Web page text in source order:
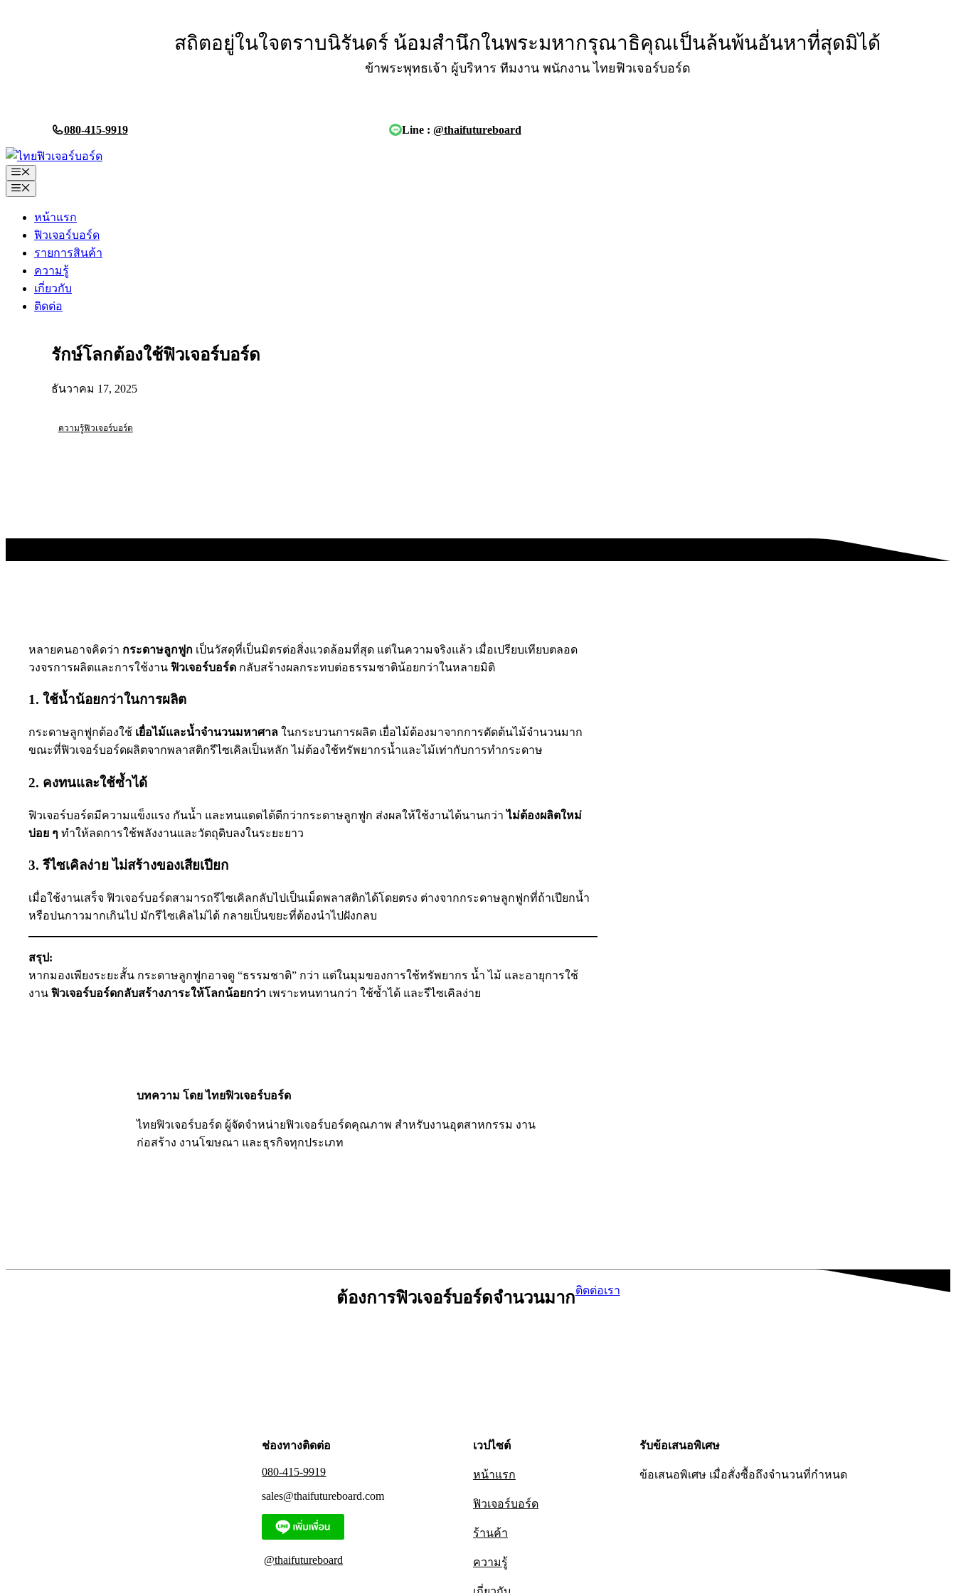
สถิตอยู่ในใจตราบนิรันดร์ น้อมสำนึกในพระมหากรุณาธิคุณเป็นล้นพ้นอันหาที่สุดมิได้
ข้าพระพุทธเจ้า ผู้บริหาร ทีมงาน พนักงาน ไทยฟิวเจอร์บอร์ด
080-415-9919 Line : @thaifutureboard
Menu
Menu
หน้าแรก
ฟิวเจอร์บอร์ด
รายการสินค้า
ความรู้
เกี่ยวกับ
ติดต่อ
รักษ์โลกต้องใช้ฟิวเจอร์บอร์ด
ธันวาคม 17, 2025
ความรู้ฟิวเจอร์บอร์ด
หลายคนอาจคิดว่า กระดาษลูกฟูก เป็นวัสดุที่เป็นมิตรต่อสิ่งแวดล้อมที่สุด แต่ในความจริงแล้ว เมื่อเปรียบเทียบตลอด
วงจรการผลิตและการใช้งาน ฟิวเจอร์บอร์ด กลับสร้างผลกระทบต่อธรรมชาติน้อยกว่าในหลายมิติ
1. ใช้น้ำน้อยกว่าในการผลิต
กระดาษลูกฟูกต้องใช้ เยื่อไม้และน้ำจำนวนมหาศาล ในกระบวนการผลิต เยื่อไม้ต้องมาจากการตัดต้นไม้จำนวนมาก
ขณะที่ฟิวเจอร์บอร์ดผลิตจากพลาสติกรีไซเคิลเป็นหลัก ไม่ต้องใช้ทรัพยากรน้ำและไม้เท่ากับการทำกระดาษ
2. คงทนและใช้ซ้ำได้
ฟิวเจอร์บอร์ดมีความแข็งแรง กันน้ำ และทนแดดได้ดีกว่ากระดาษลูกฟูก ส่งผลให้ใช้งานได้นานกว่าไม่ต้องผลิตใหม่
บ่อย ๆ ทำให้ลดการใช้พลังงานและวัตถุดิบลงในระยะยาว
3. รีไซเคิลง่าย ไม่สร้างของเสียเปียก
เมื่อใช้งานเสร็จ ฟิวเจอร์บอร์ดสามารถรีไซเคิลกลับไปเป็นเม็ดพลาสติกได้โดยตรง ต่างจากกระดาษลูกฟูกที่ถ้าเปียกน้ำ
หรือปนกาวมากเกินไป มักรีไซเคิลไม่ได้ กลายเป็นขยะที่ต้องนำไปฝังกลบ
สรุป:
หากมองเพียงระยะสั้น กระดาษลูกฟูกอาจดู “ธรรมชาติ” กว่า แต่ในมุมของการใช้ทรัพยากร น้ำ ไม้ และอายุการใช้
งาน ฟิวเจอร์บอร์ดกลับสร้างภาระให้โลกน้อยกว่า เพราะทนทานกว่า ใช้ซ้ำได้ และรีไซเคิลง่าย
บทความ โดย ไทยฟิวเจอร์บอร์ด
ไทยฟิวเจอร์บอร์ด ผู้จัดจำหน่ายฟิวเจอร์บอร์ดคุณภาพ สำหรับงานอุตสาหกรรม งาน
ก่อสร้าง งานโฆษณา และธุรกิจทุกประเภท
ต้องการฟิวเจอร์บอร์ดจำนวนมากติดต่อเรา
ช่องทางติดต่อ
080-415-9919
sales@thaifutureboard.com
@thaifutureboard
เวปไซต์
หน้าแรก
ฟิวเจอร์บอร์ด
ร้านค้า
ความรู้
รับข้อเสนอพิเศษ
ข้อเสนอพิเศษ เมื่อสั่งซื้อถึงจำนวนที่กำหนด